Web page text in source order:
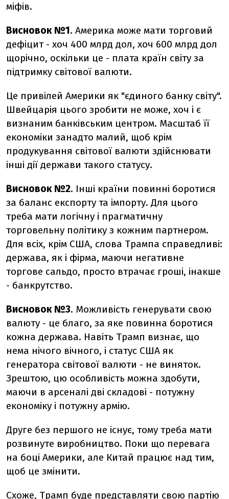
міфів.
Висновок №1. Америка може мати торговий
дефіцит - хоч 400 млрд дол, хоч 600 млрд дол
щорічно, оскільки це - плата країн світу за
підтримку світової валюти.
Це привілей Америки як "єдиного банку світу".
Швейцарія цього зробити не може, хоч і є
визнаним банківським центром. Масштаб її
економіки занадто малий, щоб крім
продукування світової валюти здійснювати
інші дії держави такого статусу.
Висновок №2. Інші країни повинні боротися
за баланс експорту та імпорту. Для цього
треба мати логічну і прагматичну
торговельну політику з кожним партнером.
Для всіх, крім США, слова Трампа справедливі:
держава, як і фірма, маючи негативне
торгове сальдо, просто втрачає гроші, інакше
- банкрутство.
Висновок №3. Можливість генерувати свою
валюту - це благо, за яке повинна боротися
кожна держава. Навіть Трамп визнає, що
нема нічого вічного, і статус США як
генератора світової валюти - не виняток.
Зрештою, цю особливість можна здобути,
маючи в арсеналі дві складові - потужну
економіку і потужну армію.
Друге без першого не існує, тому треба мати
розвинуте виробництво. Поки що перевага
на боці Америки, але Китай працює над тим,
щоб це змінити.
Схоже, Трамп буде представляти свою партію